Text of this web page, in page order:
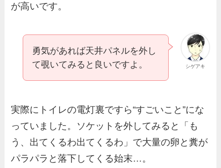
が高いです。
シゲアキ
勇気があれば天井パネルを外し
て覗いてみると良いですよ。
実際にトイレの電灯裏ですら“すごいこと”にな
っていました。ソケットを外してみると「も
う、出てくるわ出てくるわ」で大量の卵と糞が
パラパラと落下してくる始末…。